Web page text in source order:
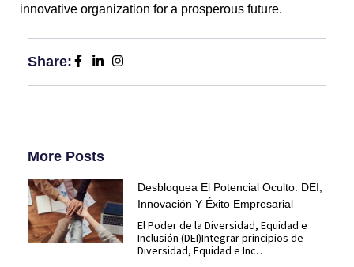
innovative organization for a prosperous future.
Share:
More Posts
Desbloquea El Potencial Oculto: DEI,
Innovación Y Éxito Empresarial
El Poder de la Diversidad, Equidad e
Inclusión (DEI)Integrar principios de
Diversidad, Equidad e Inc…